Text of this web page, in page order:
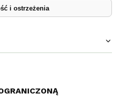
i ostrzeżenia